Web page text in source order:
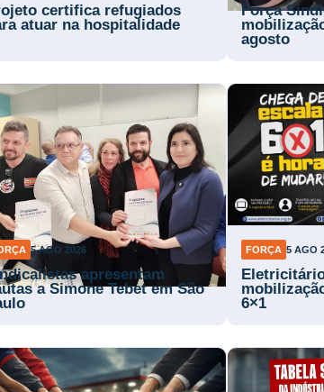
certifica refugiados
atuar na hospitalidade
Força
agosto
5 AGO 2026
apresentam
a Simone Tebet em São
FORÇA 5 AGO
6×1